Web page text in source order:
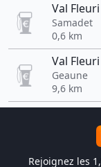
Val
Samadet
0,6 km
Val
Geaune
9,6 km
Rejoignez les